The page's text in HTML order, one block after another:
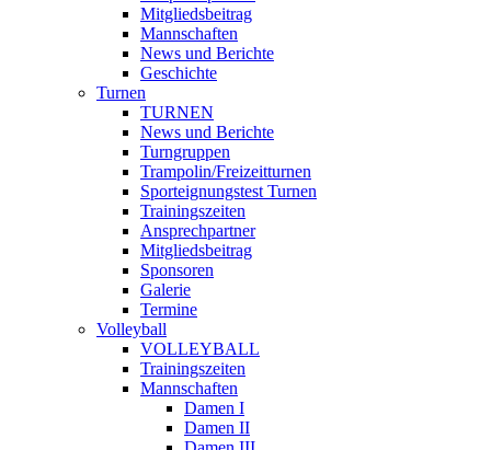
Mitgliedsbeitrag
Mannschaften
News und Berichte
Geschichte
Turnen
TURNEN
News und Berichte
Turngruppen
Trampolin/Freizeitturnen
Sporteignungstest Turnen
Trainingszeiten
Ansprechpartner
Mitgliedsbeitrag
Sponsoren
Galerie
Termine
Volleyball
VOLLEYBALL
Trainingszeiten
Mannschaften
Damen I
Damen II